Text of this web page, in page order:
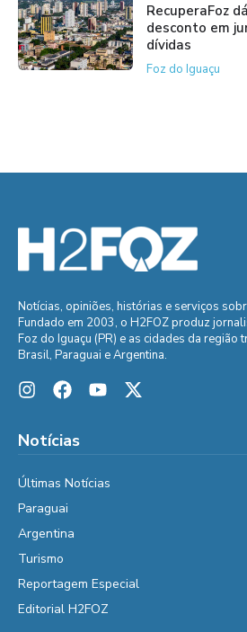
RecuperaFoz
desconto em
dívidas
Foz do Iguaçu
Notícias, opiniões, histórias e serviços
Fundado em 2003, o H2FOZ produz
Foz do Iguaçu (PR) e as cidades da região
Brasil, Paraguai e Argentina.
Notícias
Últimas Notícias
Paraguai
Argentina
Turismo
Reportagem Especial
Editorial H2FOZ